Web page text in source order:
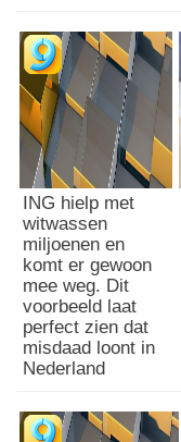
ING hielp met
witwassen
miljoenen en
komt er gewoon
mee weg. Dit
voorbeeld laat
perfect zien dat
misdaad loont in
Nederland